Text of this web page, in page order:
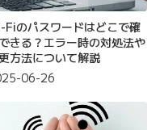
Fiのパスワードはどこで確
きる？エラー時の対処法や
方法について解説
06-26